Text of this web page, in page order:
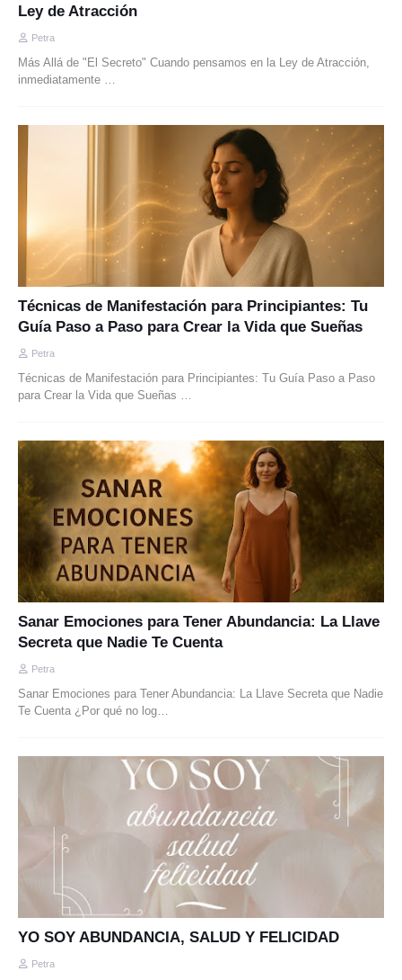
Ley de Atracción
Petra
Más Allá de "El Secreto" Cuando pensamos en la Ley de Atracción,
inmediatamente …
Técnicas de Manifestación para Principiantes: Tu
Guía Paso a Paso para Crear la Vida que Sueñas
Petra
Técnicas de Manifestación para Principiantes: Tu Guía Paso a Paso
para Crear la Vida que Sueñas …
Sanar Emociones para Tener Abundancia: La Llave
Secreta que Nadie Te Cuenta
Petra
Sanar Emociones para Tener Abundancia: La Llave Secreta que Nadie
Te Cuenta ¿Por qué no log…
YO SOY ABUNDANCIA, SALUD Y FELICIDAD
Petra